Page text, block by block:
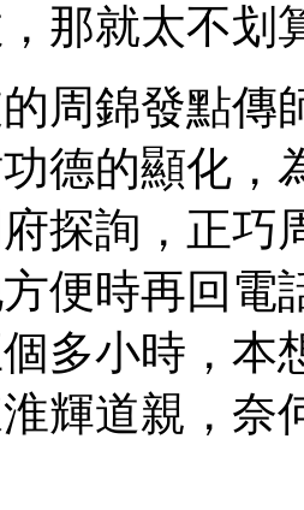
那就太不划
周錦發點傳
德的顯化，
探詢，正巧
便時再回電
多小時，本
輝道親，奈